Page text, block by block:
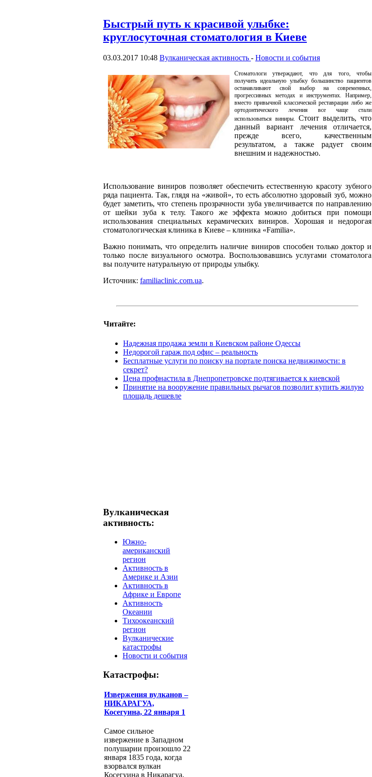
Быстрый путь к красивой улыбке:
круглосуточная стоматология в Киеве
03.03.2017 10:48 Вулканическая активность - Новости и события
Стоматологи утверждают, что для того, чтобы
получить идеальную улыбку большинство пациентов
останавливают свой выбор на современных,
прогрессивных методах и инструментах. Например,
вместо привычной классической реставрации либо же
ортодонтического лечения все чаще стали
использоваться виниры. Стоит выделить, что
данный вариант лечения отличается,
прежде всего, качественным
результатом, а также радует своим
внешним и надежностью.
Использование виниров позволяет обеспечить естественную красоту зубного
ряда пациента. Так, глядя на «живой», то есть абсолютно здоровый зуб, можно
будет заметить, что степень прозрачности зуба увеличивается по направлению
от шейки зуба к телу. Такого же эффекта можно добиться при помощи
использования специальных керамических виниров. Хорошая и недорогая
стоматологическая клиника в Киеве – клиника «Familia».
Важно понимать, что определить наличие виниров способен только доктор и
только после визуального осмотра. Воспользовавшись услугами стоматолога
вы получите натуральную от природы улыбку.
Источник: familiaclinic.com.ua.
Читайте:
Надежная продажа земли в Киевском районе Одессы
Недорогой гараж под офис – реальность
Бесплатные услуги по поиску на портале поиска недвижимости: в
секрет?
Цена профнастила в Днепропетровске подтягивается к киевской
Принятие на вооружение правильных рычагов позволит купить жилую
площадь дешевле
Вулканическая
активность:
Южно-
американский
регион
Активность в
Америке и Азии
Активность в
Африке и Европе
Активность
Океании
Тихоокеанский
регион
Вулканические
катастрофы
Новости и события
Катастрофы:
Извержения вулканов –
НИКАРАГУА,
Косегуина, 22 января 1
Самое сильное
извержение в Западном
полушарии произошло 22
января 1835 года, когда
взорвался вулкан
Косегуина в Никарагуа.